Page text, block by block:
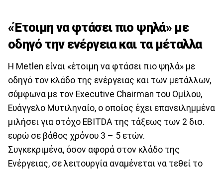
«Έτοιμη να φτάσει πιο ψηλά» με
οδηγό την ενέργεια και τα μέταλλα
Η Metlen είναι «έτοιμη να φτάσει πιο ψηλά» με
οδηγό τον κλάδο της ενέργειας και των μετάλλων,
σύμφωνα με τον Executive Chairman του Ομίλου,
Ευάγγελο Μυτιληναίο, ο οποίος έχει επανειλημμένα
μιλήσει για στόχο EBITDA της τάξεως των 2 δισ.
ευρώ σε βάθος χρόνου 3 – 5 ετών.
Συγκεκριμένα, όσον αφορά στον κλάδο της
Ενέργειας, σε λειτουργία αναμένεται να τεθεί το